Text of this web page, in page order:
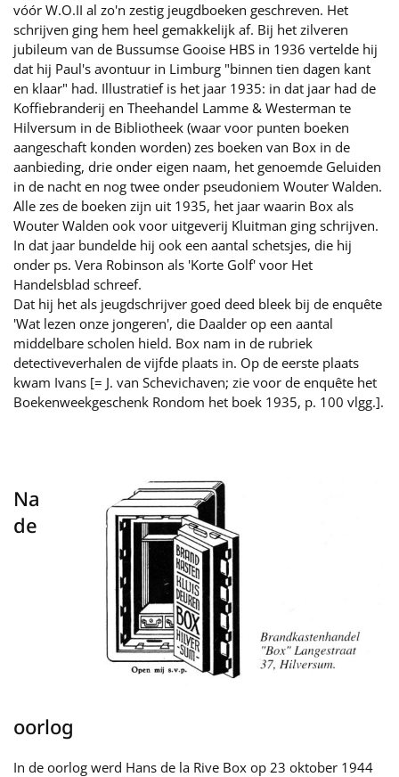
vóór W.O.II al zo'n zestig jeugdboeken geschreven. Het
schrijven ging hem heel gemakkelijk af. Bij het zilveren
jubileum van de Bussumse Gooise HBS in 1936 vertelde hij
dat hij Paul's avontuur in Limburg "binnen tien dagen kant
en klaar" had. Illustratief is het jaar 1935: in dat jaar had de
Koffiebranderij en Theehandel Lamme & Westerman te
Hilversum in de Bibliotheek (waar voor punten boeken
aangeschaft konden worden) zes boeken van Box in de
aanbieding, drie onder eigen naam, het genoemde Geluiden
in de nacht en nog twee onder pseudoniem Wouter Walden.
Alle zes de boeken zijn uit 1935, het jaar waarin Box als
Wouter Walden ook voor uitgeverij Kluitman ging schrijven.
In dat jaar bundelde hij ook een aantal schetsjes, die hij
onder ps. Vera Robinson als 'Korte Golf' voor Het
Handelsblad schreef.
Dat hij het als jeugdschrijver goed deed bleek bij de enquête
'Wat lezen onze jongeren', die Daalder op een aantal
middelbare scholen hield. Box nam in de rubriek
detectiveverhalen de vijfde plaats in. Op de eerste plaats
kwam Ivans [= J. van Schevichaven; zie voor de enquête het
Boekenweekgeschenk Rondom het boek 1935, p. 100 vlgg.].
Na
de
oorlog
In de oorlog werd Hans de la Rive Box op 23 oktober 1944